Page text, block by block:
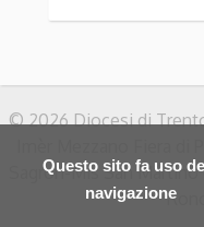
Questo sito fa uso
navigazione
© 2026 Diocesi di
Sagron-Mis San